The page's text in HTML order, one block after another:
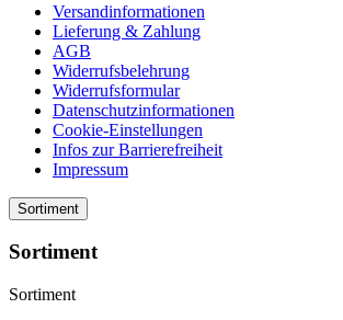
Versandinformationen
Lieferung & Zahlung
AGB
Widerrufsbelehrung
Widerrufsformular
Datenschutzinformationen
Cookie-Einstellungen
Infos zur Barrierefreiheit
Impressum
Sortiment
Sortiment
Sortiment